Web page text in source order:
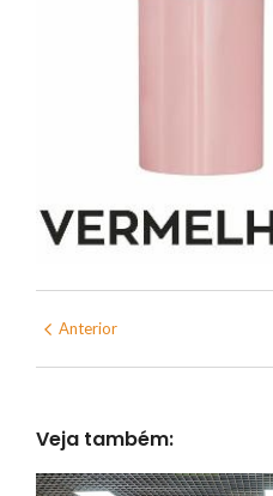
Anterior
Veja também: